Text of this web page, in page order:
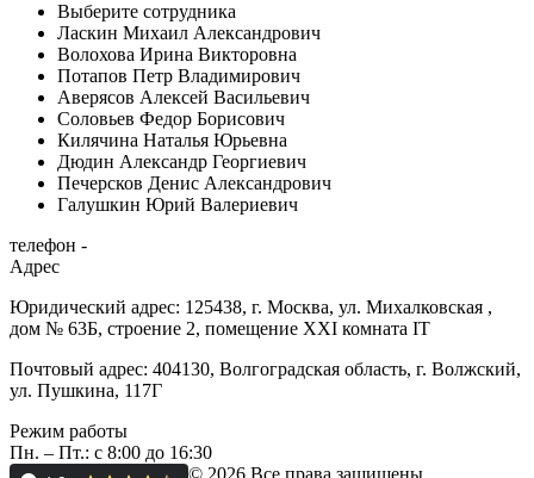
Выберите сотрудника
Ласкин Михаил Александрович
Волохова Ирина Викторовна
Потапов Петр Владимирович
Аверясов Алексей Васильевич
Соловьев Федор Борисович
Килячина Наталья Юрьевна
Дюдин Александр Георгиевич
Печерсков Денис Александрович
Галушкин Юрий Валериевич
телефон -
Адрес
Юридический адрес: 125438, г. Москва, ул. Михалковская ,
дом № 63Б, строение 2, помещение XXI комната IT
Почтовый адрес: 404130, Волгоградская область, г. Волжский,
ул. Пушкина, 117Г
Режим работы
Пн. – Пт.: с 8:00 до 16:30
© 2026 Все права защищены.